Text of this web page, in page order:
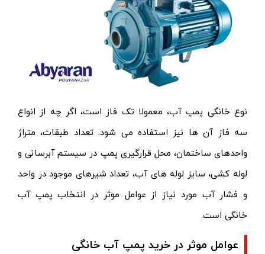
نوع خانگی پمپ آب، معمولا تک فاز است، اگر چه از انواع
سه فاز آن ها نیز استفاده می شود. تعداد طبقات، متراژ
واحدهای ساختمان، محل قرارگیری پمپ در سیستم آبرسانی و
لوله کشی، سایز لوله های آب، تعداد شیرهای موجود در واحد
و فشار آب مورد نیاز از عوامل موثر در انتخاب پمپ آب
خانگی است.
عوامل موثر در خرید پمپ آب خانگی